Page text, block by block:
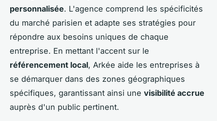
personnalisée. L'agence comprend les spécificités
du marché parisien et adapte ses stratégies pour
répondre aux besoins uniques de chaque
entreprise. En mettant l'accent sur le
référencement local, Arkée aide les entreprises à
se démarquer dans des zones géographiques
spécifiques, garantissant ainsi une visibilité accrue
auprès d'un public pertinent.